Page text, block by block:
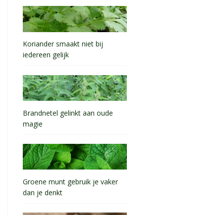
Koriander smaakt niet bij
iedereen gelijk
Brandnetel gelinkt aan oude
magie
Groene munt gebruik je vaker
dan je denkt